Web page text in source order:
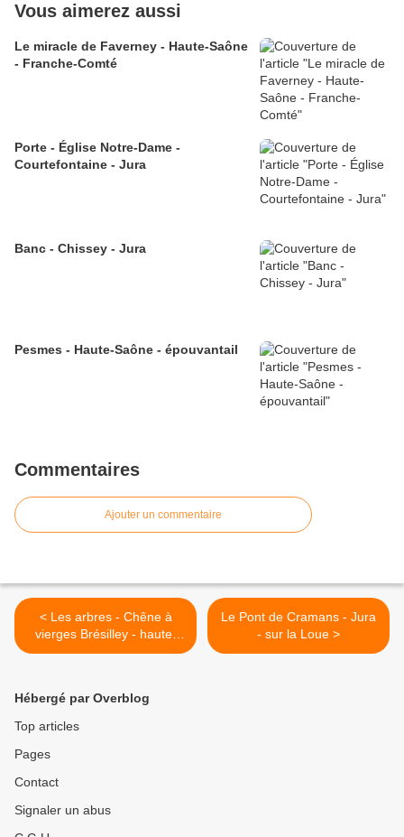
Vous aimerez aussi
Le miracle de Faverney - Haute-Saône
- Franche-Comté
Porte - Église Notre-Dame -
Courtefontaine - Jura
Banc - Chissey - Jura
Pesmes - Haute-Saône - épouvantail
Commentaires
Ajouter un commentaire
< Les arbres - Chêne à
vierges Brésilley - haute-
Saône
Le Pont de Cramans - Jura
- sur la Loue >
Hébergé par Overblog
Top articles
Pages
Contact
Signaler un abus